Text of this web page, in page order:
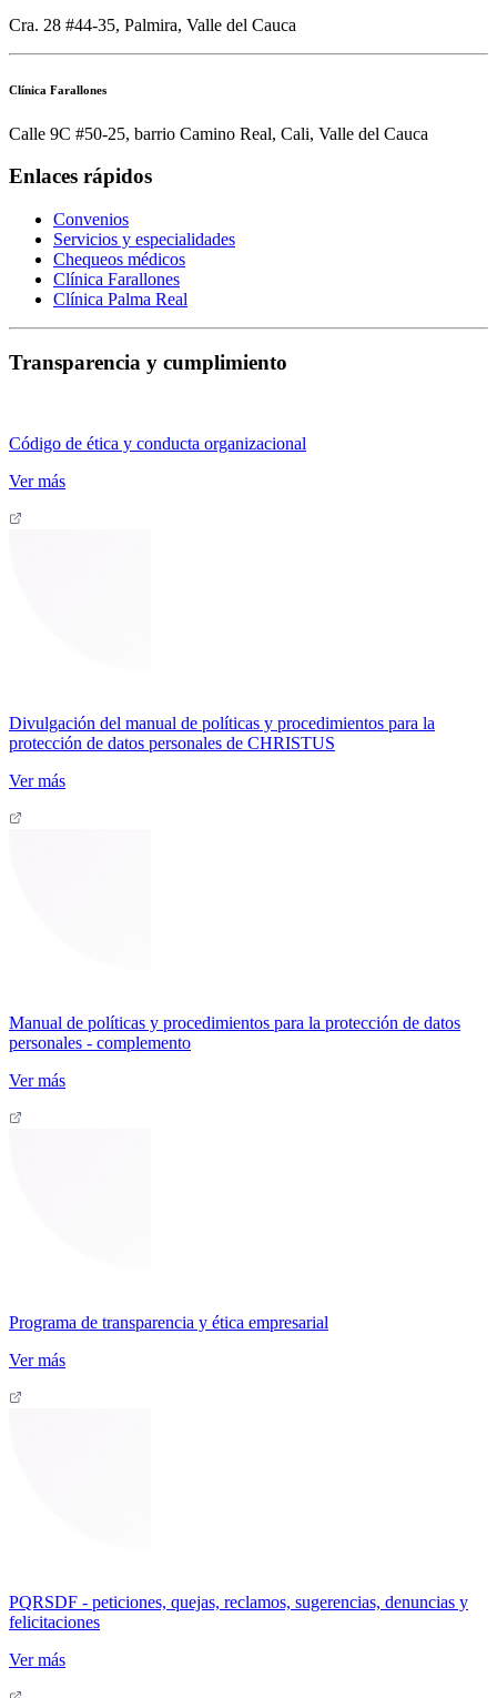
Cra. 28 #44-35, Palmira, Valle del Cauca
Clínica Farallones
Calle 9C #50-25, barrio Camino Real, Cali, Valle del Cauca
Enlaces rápidos
Convenios
Servicios y especialidades
Chequeos médicos
Clínica Farallones
Clínica Palma Real
Transparencia y cumplimiento
Código de ética y conducta organizacional
Ver más
Divulgación del manual de políticas y procedimientos para la
protección de datos personales de CHRISTUS
Ver más
Manual de políticas y procedimientos para la protección de datos
personales - complemento
Ver más
Programa de transparencia y ética empresarial
Ver más
PQRSDF - peticiones, quejas, reclamos, sugerencias, denuncias y
felicitaciones
Ver más